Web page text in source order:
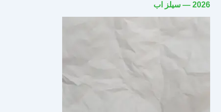
2026 — سيلز اب